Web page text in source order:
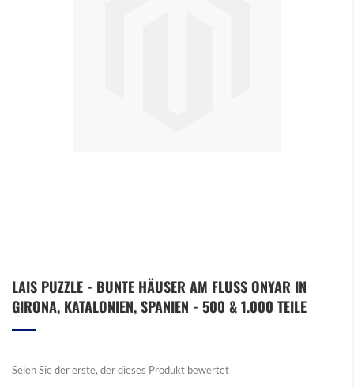
Anfang
der
LAIS PUZZLE - BUNTE HÄUSER AM FLUSS ONYAR IN
GIRONA, KATALONIEN, SPANIEN - 500 & 1.000 TEILE
Seien Sie der erste, der dieses Produkt bewertet